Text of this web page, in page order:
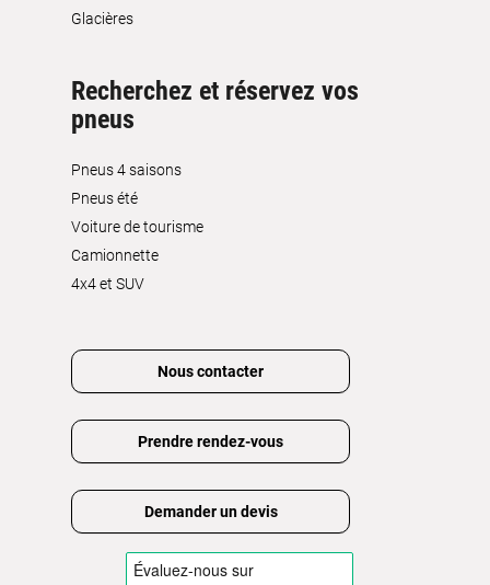
Glacières
Recherchez et réservez vos
pneus
Pneus 4 saisons
Pneus été
Voiture de tourisme
Camionnette
4x4 et SUV
Nous contacter
Prendre rendez-vous
Demander un devis